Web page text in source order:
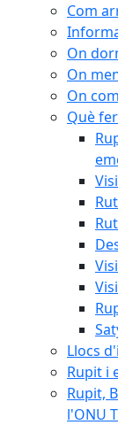
Com
On
On
On
Què fer
Llocs
Rupit i
Rupit,
l'ONU